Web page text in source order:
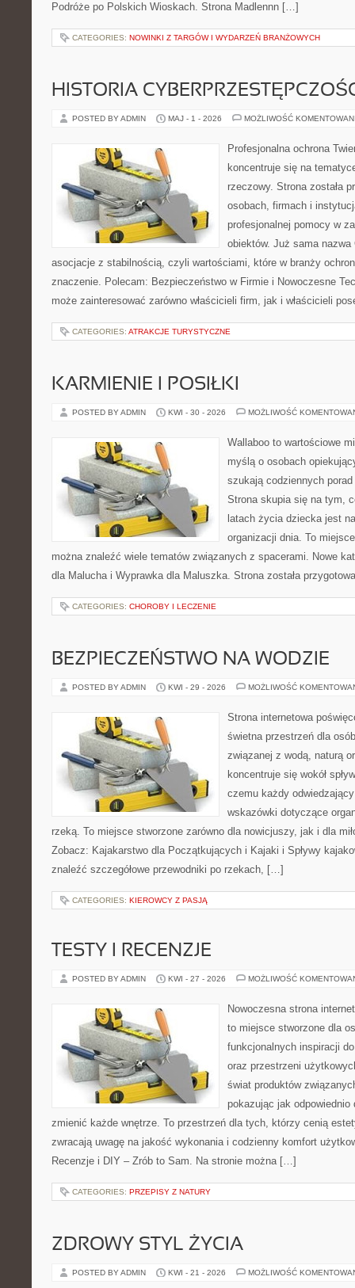
Podróże po Polskich Wioskach. Strona Madlennn […]
CATEGORIES: NOWINKI Z TARGÓW I WYDARZEŃ BRANŻOWYCH
HISTORIA
POSTED BY ADMIN MAJ - 1 - 2026 MOŻLIWOŚĆ
Profesjonalna ochrona
koncentruje się na
rzeczowy. Strona została
osobach, firmach i
profesjonalnej pomocy w
obiektów. Już sama nazwa
asocjacje z stabilnością, czyli wartościami, które w branży
znaczenie. Polecam: Bezpieczeństwo w Firmie i Nowoczesne
może zainteresować zarówno właścicieli firm, jak i właścicieli
CATEGORIES: ATRAKCJE TURYSTYCZNE
KARMIENIE I POSIŁKI
POSTED BY ADMIN KWI - 30 - 2026 MOŻLIWOŚĆ
Wallaboo to wartościowe
myślą o osobach
szukają codziennych
Strona skupia się na tym,
latach życia dziecka jest
organizacji dnia. To
można znaleźć wiele tematów związanych z spacerami. Nowe
dla Malucha i Wyprawka dla Maluszka. Strona została
CATEGORIES: CHOROBY I LECZENIE
BEZPIECZEŃSTWO NA WODZIE
POSTED BY ADMIN KWI - 29 - 2026 MOŻLIWOŚĆ
Strona internetowa
świetna przestrzeń dla
związanej z wodą, naturą
koncentruje się wokół
czemu każdy
wskazówki dotyczące
rzeką. To miejsce stworzone zarówno dla nowicjuszy, jak i dla
Zobacz: Kajakarstwo dla Początkujących i Kajaki i Spływy
znaleźć szczegółowe przewodniki po rzekach, […]
CATEGORIES: KIEROWCY Z PASJĄ
TESTY I RECENZJE
POSTED BY ADMIN KWI - 27 - 2026 MOŻLIWOŚĆ
Nowoczesna strona
to miejsce stworzone dla
funkcjonalnych inspiracji
oraz przestrzeni
świat produktów
pokazując jak odpowiednio
zmienić każde wnętrze. To przestrzeń dla tych, którzy cenią
zwracają uwagę na jakość wykonania i codzienny komfort
Recenzje i DIY – Zrób to Sam. Na stronie można […]
CATEGORIES: PRZEPISY Z NATURY
ZDROWY STYL ŻYCIA
POSTED BY ADMIN KWI - 21 - 2026 MOŻLIWOŚĆ